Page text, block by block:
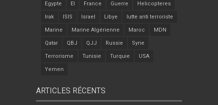
Egypte EI France Guerre Helicopteres
Irak ISIS Israel Libye lutte anti terroriste
Marine Marine Algérienne Maroc MDN
Qatar QBJ QJJ Russie Syrie
Terrorisme Tunisie Turquie USA
Yemen
ARTICLES RÉCENTS